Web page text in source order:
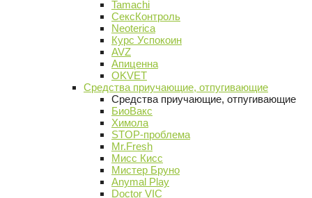
Tamachi
СексКонтроль
Neoterica
Курс Успокоин
AVZ
Апиценна
OKVET
Средства приучающие, отпугивающие
Средства приучающие, отпугивающие
БиоВакс
Химола
STOP-проблема
Mr.Fresh
Мисс Кисс
Мистер Бруно
Anymal Play
Doctor VIC